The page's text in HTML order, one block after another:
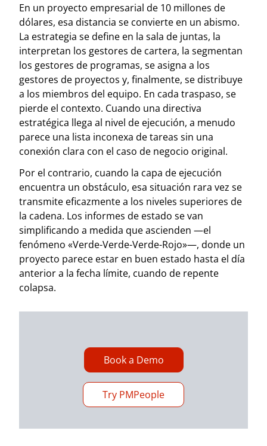
En un proyecto empresarial de 10 millones de
dólares, esa distancia se convierte en un abismo.
La estrategia se define en la sala de juntas, la
interpretan los gestores de cartera, la segmentan
los gestores de programas, se asigna a los
gestores de proyectos y, finalmente, se distribuye
a los miembros del equipo. En cada traspaso, se
pierde el contexto. Cuando una directiva
estratégica llega al nivel de ejecución, a menudo
parece una lista inconexa de tareas sin una
conexión clara con el caso de negocio original.
Por el contrario, cuando la capa de ejecución
encuentra un obstáculo, esa situación rara vez se
transmite eficazmente a los niveles superiores de
la cadena. Los informes de estado se van
simplificando a medida que ascienden —el
fenómeno «Verde-Verde-Verde-Rojo»—, donde un
proyecto parece estar en buen estado hasta el día
anterior a la fecha límite, cuando de repente
colapsa.
Book a Demo
Try PMPeople